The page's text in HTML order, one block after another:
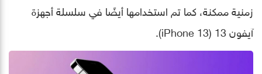
زمنية ممكنة، كما تم استخدامها أيضًا في سلسلة أجهزة
آيفون 13 (iPhone 13).